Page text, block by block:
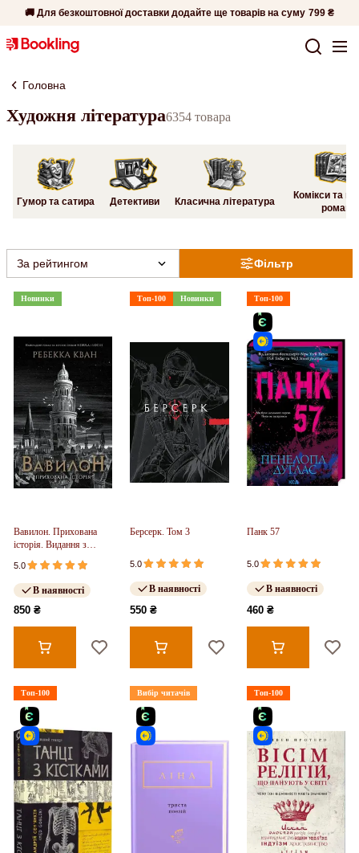
🚚 Для безкоштовної доставки додайте ще товарів на суму 799 ₴
Головна
Художня література6354 товара
Гумор та сатира Детективи Класична література
Комікси та
романи
Фільтр
За рейтингом
Новинки
Вавилон. Прихована
історія. Видання з
ілюстрованим зрізом
(у)
5.0
В наявності
850 ₴
Топ-100 Новинки
Берсерк. Том 3
5.0
В наявності
550 ₴
Топ-100
Панк 57
5.0
В наявності
460 ₴
Топ-100 Вибір читачів Топ-100